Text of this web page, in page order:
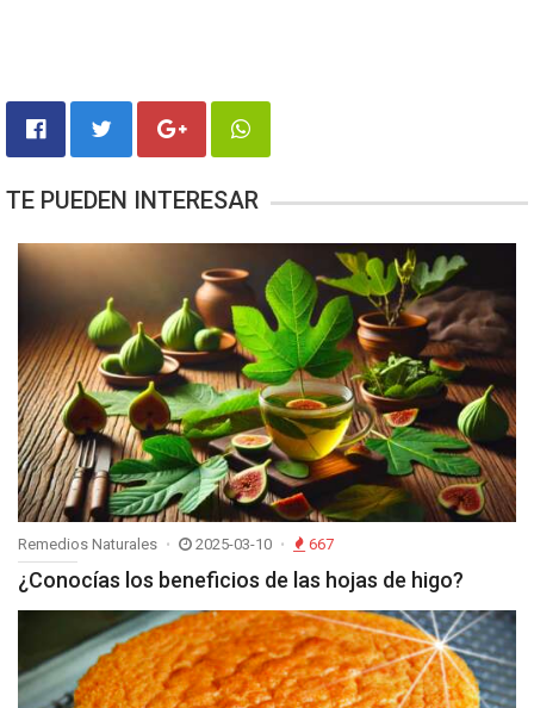
TE PUEDEN INTERESAR
Remedios Naturales 2025-03-10 667
¿Conocías los beneficios de las hojas de higo?